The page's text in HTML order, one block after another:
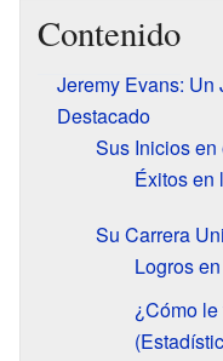
Contenido
Jeremy Evans:
Destacado
Sus Inicios
Éxitos en
Su Carrera
Logros
¿Cómo